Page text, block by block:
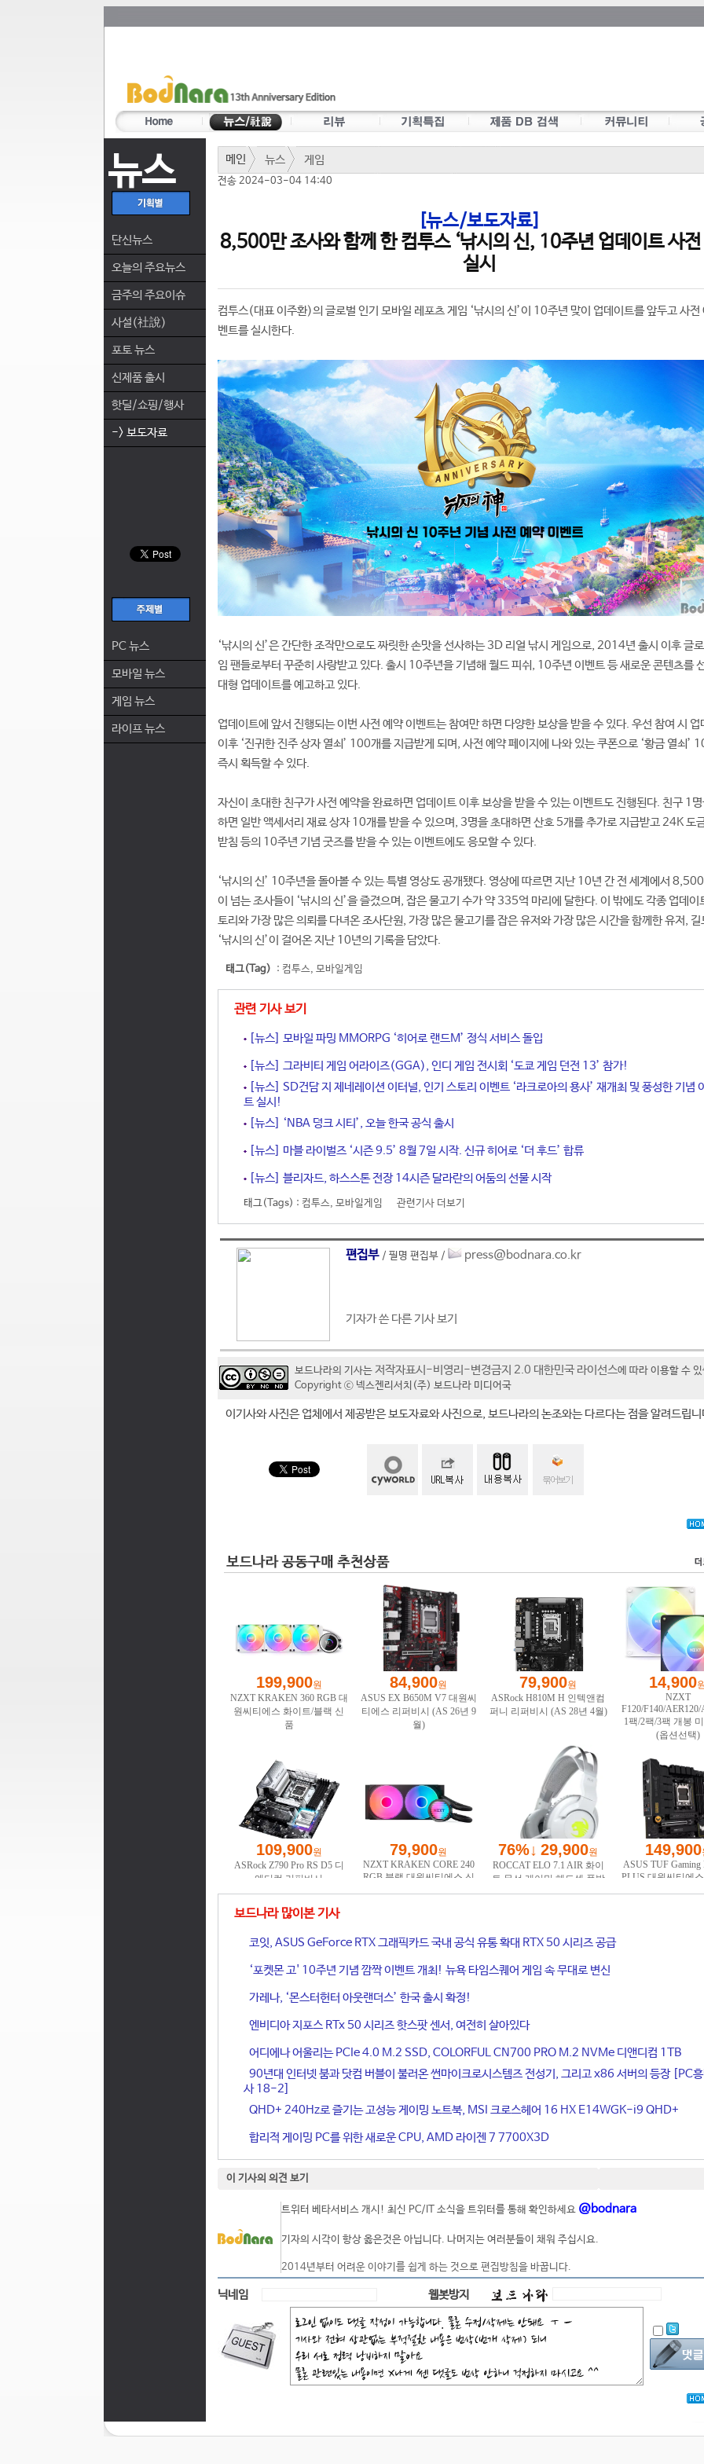
뉴스
단신뉴스
오늘의 주요뉴스
금주의 주요이슈
사설(社說)
포토 뉴스
신제품 출시
핫딜/쇼핑/행사
-> 보도자료
PC 뉴스
모바일 뉴스
게임 뉴스
라이프 뉴스
메인 뉴스 게임
전송 2024-03-04 14:40
[뉴스/보도자료]
8,500만 조사와 함께 한 컴투스 ‘낚시의 신, 10주년 업데이트 사
실시
컴투스(대표 이주환)의 글로벌 인기 모바일 레포츠 게임 ‘낚시의 신’이 10주년 맞이 업데이트를 앞두고 사전
벤트를 실시한다.
‘낚시의 신’은 간단한 조작만으로도 짜릿한 손맛을 선사하는 3D 리얼 낚시 게임으로, 2014년 출시 이후 글
임 팬들로부터 꾸준히 사랑받고 있다. 출시 10주년을 기념해 월드 피쉬, 10주년 이벤트 등 새로운 콘텐츠를
대형 업데이트를 예고하고 있다.
업데이트에 앞서 진행되는 이번 사전 예약 이벤트는 참여만 하면 다양한 보상을 받을 수 있다. 우선 참여 시 업
이후 ‘진귀한 진주 상자 열쇠’ 100개를 지급받게 되며, 사전 예약 페이지에 나와 있는 쿠폰으로 ‘황금 열쇠’
즉시 획득할 수 있다.
자신이 초대한 친구가 사전 예약을 완료하면 업데이트 이후 보상을 받을 수 있는 이벤트도 진행된다. 친구 1
하면 일반 액세서리 재료 상자 10개를 받을 수 있으며, 3명을 초대하면 산호 5개를 추가로 지급받고 24K 도
받침 등의 10주년 기념 굿즈를 받을 수 있는 이벤트에도 응모할 수 있다.
‘낚시의 신’ 10주년을 돌아볼 수 있는 특별 영상도 공개됐다. 영상에 따르면 지난 10년 간 전 세계에서
이 넘는 조사들이 ‘낚시의 신’을 즐겼으며, 잡은 물고기 수가 약 335억 마리에 달한다. 이 밖에도 각종 업데이
토리와 가장 많은 의뢰를 다녀온 조사단원, 가장 많은 물고기를 잡은 유저와 가장 많은 시간을 함께한 유저, 길
‘낚시의 신’이 걸어온 지난 10년의 기록을 담았다.
태그(Tag) : 컴투스, 모바일게임
관련 기사 보기
[뉴스] 모바일 파밍 MMORPG ‘히어로 랜드M’ 정식 서비스 돌입
[뉴스] 그라비티 게임 어라이즈(GGA), 인디 게임 전시회 ‘도쿄 게임 던전 13’ 참가!
[뉴스] SD건담 지 제네레이션 이터널, 인기 스토리 이벤트 ‘라크로아의 용사’ 재개최 및 풍성한 기념
트 실시!
[뉴스] ‘NBA 덩크 시티’, 오늘 한국 공식 출시
[뉴스] 마블 라이벌즈 ‘시즌 9.5’ 8월 7일 시작. 신규 히어로 ‘더 후드’ 합류
[뉴스] 블리자드, 하스스톤 전장 14시즌 달라란의 어둠의 선물 시작
태그(Tags) : 컴투스, 모바일게임 관련기사 더보기
편집부 / 필명 편집부 / press@bodnara.co.kr
기자가 쓴 다른 기사 보기
보드나라의 기사는 저작자표시-비영리-변경금지 2.0 대한민국 라이선스에 따라 이용할 수
Copyright ⓒ 넥스젠리서치(주) 보드나라 미디어국
이기사와 사진은 업체에서 제공받은 보도자료와 사진으로, 보드나라의 논조와는 다르다는 점을 알려드립
보드나라 많이본 기사
코잇, ASUS GeForce RTX 그래픽카드 국내 공식 유통 확대 RTX 50 시리즈 공급
‘포켓몬 고' 10주년 기념 깜짝 이벤트 개최! 뉴욕 타임스퀘어 게임 속 무대로 변신
가레나, ‘몬스터헌터 아웃랜더스’ 한국 출시 확정!
엔비디아 지포스 RTx 50 시리즈 핫스팟 센서, 여전히 살아있다
어디에나 어울리는 PCIe 4.0 M.2 SSD, COLORFUL CN700 PRO M.2 NVMe 디앤디컴 1TB
90년대 인터넷 붐과 닷컴 버블이 불러온 썬마이크로시스템즈 전성기, 그리고 x86 서버의 등장 [PC
사 18-2]
QHD+ 240Hz로 즐기는 고성능 게이밍 노트북, MSI 크로스헤어 16 HX E14WGK-i9 QHD+
합리적 게이밍 PC를 위한 새로운 CPU, AMD 라이젠 7 7700X3D
이 기사의 의견 보기
트위터 베타서비스 개시! 최신 PC/IT 소식을 트위터를 통해 확인하세요 @bodnara
기자의 시각이 항상 옳은것은 아닙니다. 나머지는 여러분들이 채워 주십시요.
2014년부터 어려운 이야기를 쉽게 하는 것으로 편집방침을 바꿉니다.
닉네임 웹봇방지